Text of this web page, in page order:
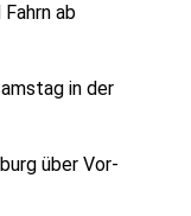
ab
in der
über Vor-